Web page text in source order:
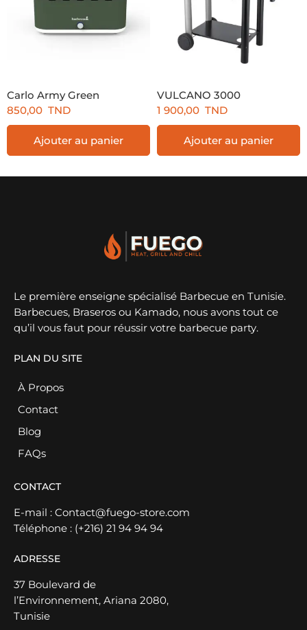
Carlo Army Green
850,00 TND
Ajouter au panier
VULCANO 3000
1 900,00 TND
Ajouter au panier
Le première enseigne spécialisé Barbecue en Tunisie.
Barbecues, Braseros ou Kamado, nous avons tout ce
qu’il vous faut pour réussir votre barbecue party.
PLAN DU SITE
À Propos
Contact
Blog
FAQs
CONTACT
E-mail : Contact@fuego-store.com
Téléphone : (+216) 21 94 94 94
ADRESSE
37 Boulevard de
l’Environnement, Ariana 2080,
Tunisie